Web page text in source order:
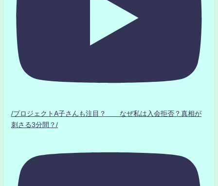
/プロジェクトA子さんも注目？ なぜ私は入会拒否？真相が
刺さる3分間？/